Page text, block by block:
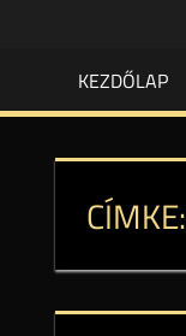
KEZDŐLAP
CÍMKE: